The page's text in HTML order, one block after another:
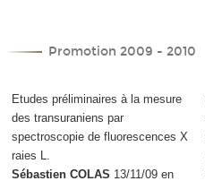
Promotion 2009 - 2010
Etudes préliminaires à la mesure
des transuraniens par
spectroscopie de fluorescences X
raies L.
Sébastien COLAS 13/11/09 en